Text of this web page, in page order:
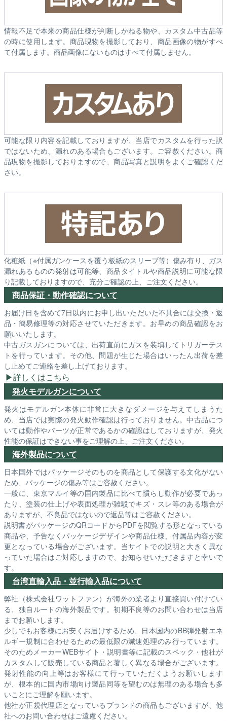
情報不足で本来の商品仕様が判断しかねる物や、カスタム中古品等
の時に使用します。商品現物を撮影しており、商品画像の物がすべ
て付属します。商品画像にないものはすべて付属しません。
可能な限り内容を記載しておりますが、当店でカスタムを行った訳
ではないため、漏れのある場合もございます。ご容赦ください。商
品現物を撮影しておりますので、商品写真と説明をよくご確認くだ
さい。
化粧紙（※付属ガンケースを覆う板紙のスリーブ等）傷み有り、ガス
漏れあるものの発射は可能等、商品タイトルや商品説明に可能な限
り記載しておりますので、充分ご確認の上、ご注文ください。
商品保証・動作確認について
お届け日を含めて7日以内にお申し出いただいた不具合には交換・返
品・簡易修理等の対応させていただきます。お早めの商品確認をお
願いいたします。
中古ガスガンについては、出荷直前にガスを装填してトリガーテス
トを行っています。その他、問題が生じた場合はいったん出荷を差
し止めてご連絡を差し上げております。
詳しくはこちら
発火モデルガンについて
発火はモデルガン本体に非常に大きなダメージを与えてしまうた
め、当店では実際の発火動作確認は行っておりません。中古品につ
いては動作やパーツが正常であるかの確認はしておりますが、発火
性能の保証はできない事をご理解の上、ご注文ください。
海外製品について
日本国外ではパッケージそのものを商品として保護する文化がない
ため、パッケージの傷み等はご容赦ください。
一般に、東京マルイ等の国内製品に比べて慣らし動作が必要であっ
たり、塗装の仕上げや表面処理が雑駁でキズ・スレ等のある場合が
ありますが、不良品ではないので返品等はご容赦ください。
説明書がパッケージのQRコードからPDFを閲覧する形となっている
商品や、予告なくパッケージデザインや商品仕様、付属品内容が変
更となっている場合がございます。当サイトでの説明と大きく異な
っていた場合はご対応しますので、お知らせいただきますと幸いで
す。
台湾直輸入品・並行輸入品について
弊社（株式会社ワットファン）が海外の業者より直接買い付けてい
る、独自ルートの海外製品です。初期不良等のお問い合わせは当店
までお願いします。
少しでもお客様にお安くお届けするため、日本国内のBB弾発射エネ
ルギー規制に合わせるための最低限の減速処理のみ行っています。
そのためメーカーWEBサイト・説明書等に記載のスペック・他社が
カスタムして販売している商品と著しく異なる場合がございます。
発射性能の向上等はお客様にて行っていただくようお願いします
が、根本的に国内市場向け製品同等を望むのは無理のある場合も多
いことにご理解を願います。
他社が正規代理店となっているブランドの商品もございますが、他
社へのお問い合わせはご遠慮ください。